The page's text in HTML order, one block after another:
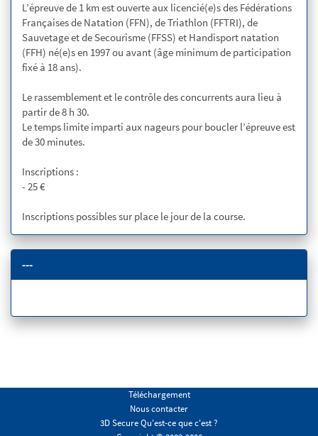
L’épreuve de 1 km est ouverte aux licencié(e)s des Fédérations
Françaises de Natation (FFN), de Triathlon (FFTRI), de
Sauvetage et de Secourisme (FFSS) et Handisport natation
(FFH) né(e)s en 1997 ou avant (âge minimum de participation
fixé à 18 ans).
Le rassemblement et le contrôle des concurrents aura lieu à
partir de 8 h 30.
Le temps limite imparti aux nageurs pour boucler l’épreuve est
de 30 minutes.
Inscriptions :
- 25 €
Inscriptions possibles sur place le jour de la course.
---
Téléchargement
Nous contacter
3D Secure Qu'est-ce que c'est ?